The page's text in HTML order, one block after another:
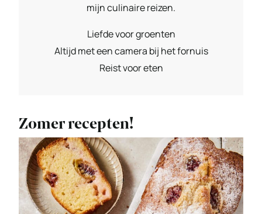
mijn culinaire reizen.
Liefde voor groenten
Altijd met een camera bij het fornuis
Reist voor eten
Zomer recepten!